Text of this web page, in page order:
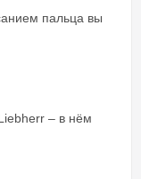
пальца вы
– в нём